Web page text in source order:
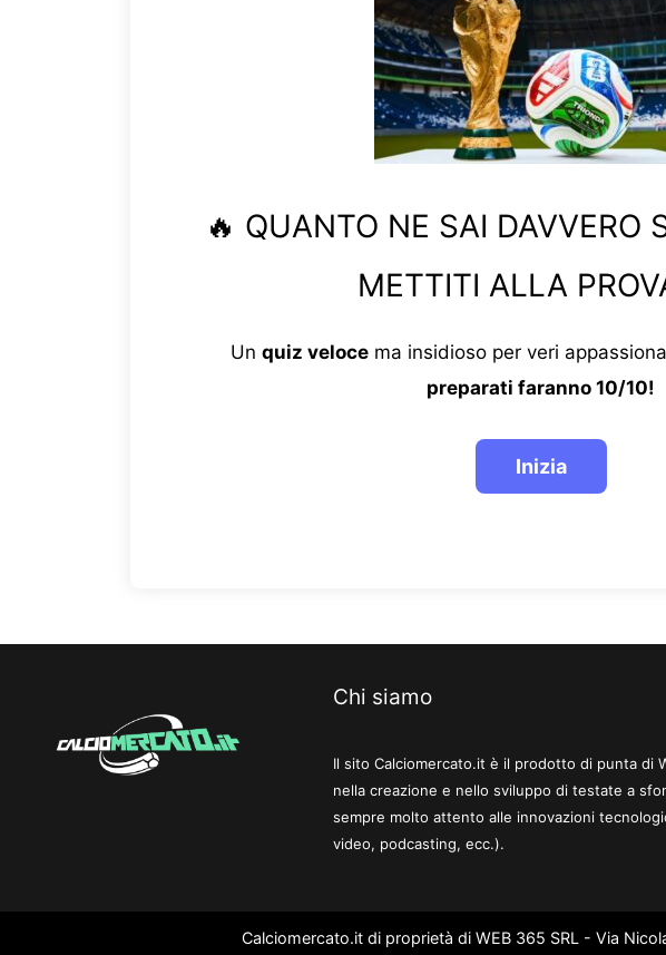
🔥 QUANTO NE SAI DAVVERO
METTITI ALLA
Un quiz velocema insidioso per veri
preparati faranno 10/10!
Chi siamo
Il sito Calciomercato.it è il prodotto di punta di
nella creazione e nello sviluppo di testate a
sempre molto attento alle innovazioni
video, podcasting, ecc.).
Calciomercato.it di proprietà di WEB 365 SRL - Via